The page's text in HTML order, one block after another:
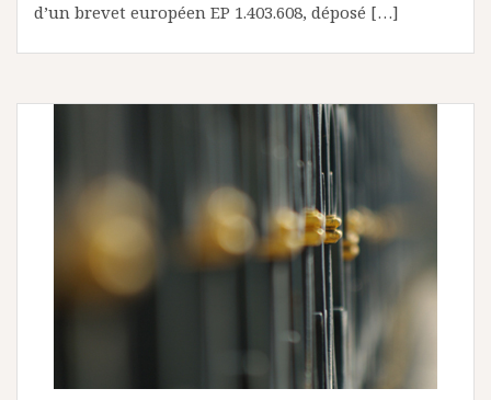
d’un brevet européen EP 1.403.608, déposé […]